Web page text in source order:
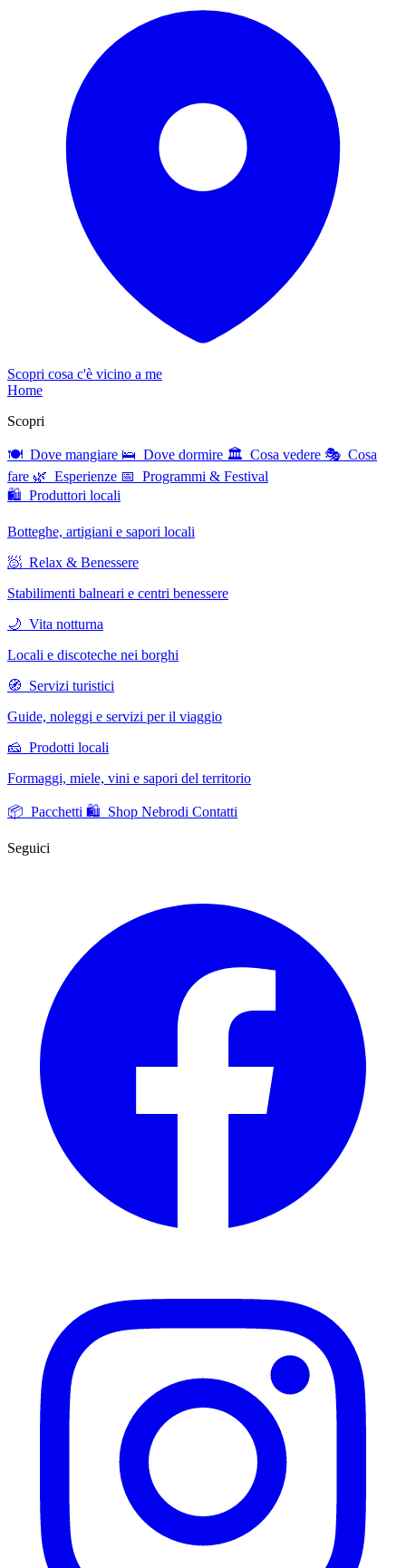
Scopri cosa c'è vicino a me
Home
Scopri
🍽 Dove mangiare 🛌 Dove dormire 🏛 Cosa vedere 🎭 Cosa
fare 🌿 Esperienze 📅 Programmi & Festival
🛍 Produttori locali
Botteghe, artigiani e sapori locali
🧖 Relax & Benessere
Stabilimenti balneari e centri benessere
🌙 Vita notturna
Locali e discoteche nei borghi
🧭 Servizi turistici
Guide, noleggi e servizi per il viaggio
🧀 Prodotti locali
Formaggi, miele, vini e sapori del territorio
📦 Pacchetti 🛍️ Shop Nebrodi Contatti
Seguici